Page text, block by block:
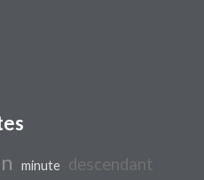
minute descendant